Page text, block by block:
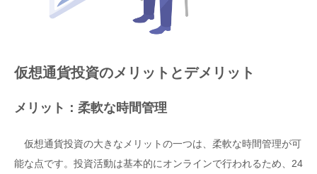
仮想通貨投資のメリットとデメリット
メリット：柔軟な時間管理
仮想通貨投資の大きなメリットの一つは、柔軟な時間管理が可
能な点です。投資活動は基本的にオンラインで行われるため、24